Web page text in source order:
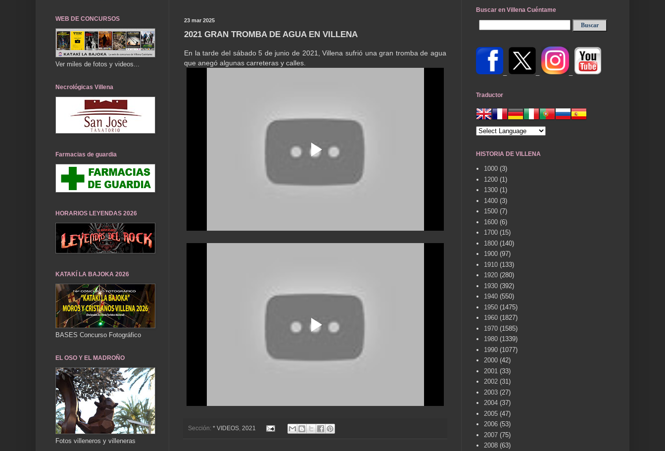
23 mar 2025
2021 GRAN TROMBA DE AGUA EN VILLENA
En la tarde del sábado 5 de junio de 2021, Villena sufrió una gran tromba de agua
que anegó algunas carreteras y calles.
Sección: * VIDEOS 2021
WEB DE CONCURSOS
Ver miles de fotos y videos...
Necrológicas Villena
Farmacias de guardia
HORARIOS LEYENDAS 2026
KATAKÍ LA BAJOKA 2026
BASES Concurso Fotográfico
EL OSO Y EL MADROÑO
Fotos villeneros y villeneras
Buscar en Villena Cuéntame
Traductor
HISTORIA DE VILLENA
1000 (3)
1200 (1)
1300 (1)
1400 (3)
1500 (7)
1600 (6)
1700 (15)
1800 (140)
1900 (97)
1910 (133)
1920 (280)
1930 (392)
1940 (550)
1950 (1475)
1960 (1827)
1970 (1585)
1980 (1339)
1990 (1077)
2000 (42)
2001 (33)
2002 (31)
2003 (27)
2004 (37)
2005 (47)
2006 (53)
2007 (75)
2008 (63)